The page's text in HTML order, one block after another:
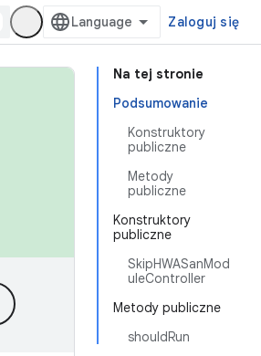
Zaloguj się
Na tej stronie
Podsumowanie
Konstruktory
publiczne
Metody
publiczne
Konstruktory
publiczne
SkipHWASanMod
uleController
Metody publiczne
shouldRun